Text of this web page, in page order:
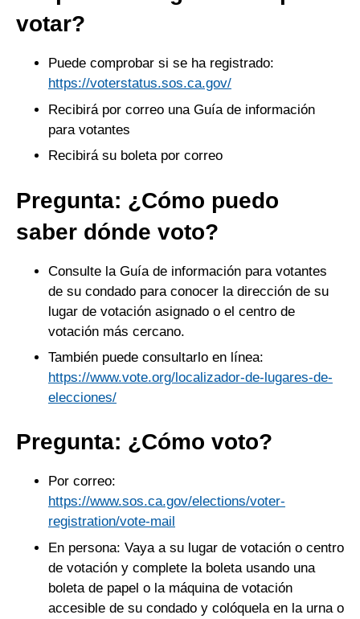
votar?
Puede comprobar si se ha registrado:
https://voterstatus.sos.ca.gov/
Recibirá por correo una Guía de información
para votantes
Recibirá su boleta por correo
Pregunta: ¿Cómo puedo
saber dónde voto?
Consulte la Guía de información para votantes
de su condado para conocer la dirección de su
lugar de votación asignado o el centro de
votación más cercano.
También puede consultarlo en línea:
https://www.vote.org/localizador-de-lugares-de-
elecciones/
Pregunta: ¿Cómo voto?
Por correo:
https://www.sos.ca.gov/elections/voter-
registration/vote-mail
En persona: Vaya a su lugar de votación o centro
de votación y complete la boleta usando una
boleta de papel o la máquina de votación
accesible de su condado y colóquela en la urna o